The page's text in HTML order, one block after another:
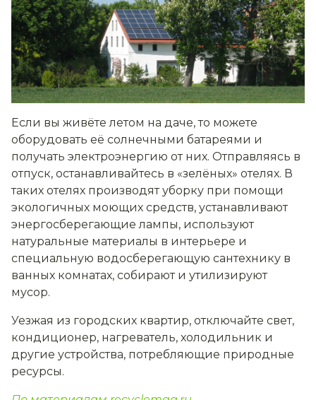
Если вы живёте летом на даче, то можете
оборудовать её солнечными батареями и
получать электроэнергию от них. Отправляясь в
отпуск, останавливайтесь в «зелёных» отелях. В
таких отелях производят уборку при помощи
экологичных моющих средств, устанавливают
энергосберегающие лампы, используют
натуральные материалы в интерьере и
специальную водосберегающую сантехнику в
ванных комнатах, собирают и утилизируют
мусор.
Уезжая из городских квартир, отключайте свет,
кондиционер, нагреватель, холодильник и
другие устройства, потребляющие природные
ресурсы.